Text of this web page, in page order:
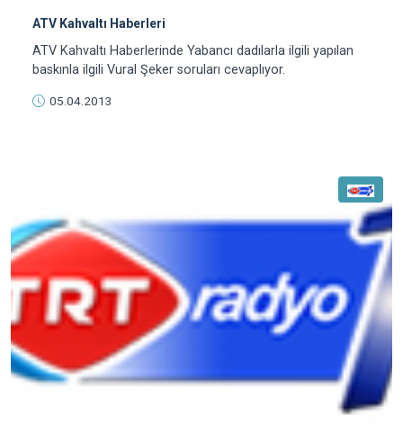
ATV Kahvaltı Haberleri
ATV Kahvaltı Haberlerinde Yabancı dadılarla ilgili yapılan
baskınla ilgili Vural Şeker soruları cevaplıyor.
05.04.2013